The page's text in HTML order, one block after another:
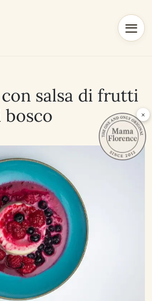
salsa di frutti
bosco
×